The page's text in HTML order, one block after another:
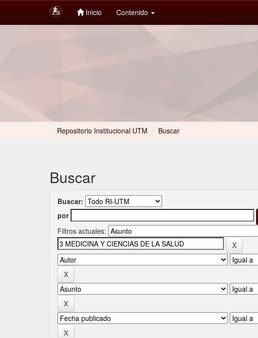
Inicio Contenido
Repositorio Institucional UTM / Buscar
Buscar
Buscar:
por
Filtros actuales: